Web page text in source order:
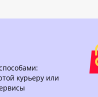
курьеру или